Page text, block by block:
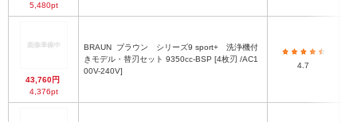
5,480pt
43,760円
4,376pt
BRAUN
きモデル・替刃セット 9350cc-BSP [4枚刃 /AC1
00V-240V]
4.7